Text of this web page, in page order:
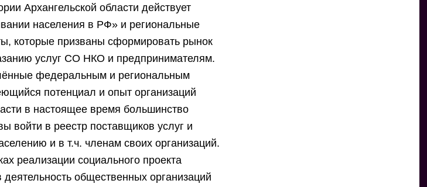
Архангельской области действует
населения в РФ» и региональные
которые призваны сформировать рынок
услуг СО НКО и предпринимателям.
федеральным и региональным
потенциал и опыт организаций
в настоящее время большинство
войти в реестр поставщиков услуг и
и в т.ч. членам своих организаций.
реализации социального проекта
общественных организаций